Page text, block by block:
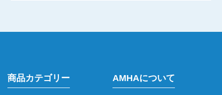
商品カテゴリー AMHAについて